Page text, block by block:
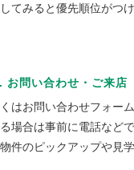
てみると優先順位がつ
お問い合わせ・ご来店
はお問い合わせフォー
場合は事前に電話など
件のピックアップや見